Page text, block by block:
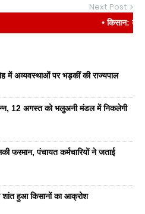
Next Post
• किसान: देश की
में अव्यवस्थाओं पर भड़कीं की राज्यपाल
12 अगस्त को भलुअनी मंडल में निकलेगी
फरमान, पंचायत कर्मचारियों ने जताई
हुआ किसानों का आक्रोश